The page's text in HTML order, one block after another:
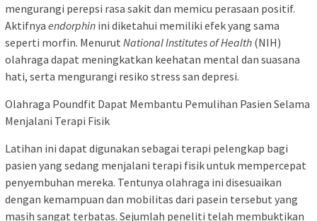
mengurangi perepsi rasa sakit dan memicu perasaan positif.
Aktifnya endorphin ini diketahui memiliki efek yang sama
seperti morfin. Menurut National Institutes of Health (NIH)
olahraga dapat meningkatkan keehatan mental dan suasana
hati, serta mengurangi resiko stress san depresi.
Olahraga Poundfit Dapat Membantu Pemulihan Pasien Selama
Menjalani Terapi Fisik
Latihan ini dapat digunakan sebagai terapi pelengkap bagi
pasien yang sedang menjalani terapi fisik untuk mempercepat
penyembuhan mereka. Tentunya olahraga ini disesuaikan
dengan kemampuan dan mobilitas dari pasein tersebut yang
masih sangat terbatas. Sejumlah peneliti telah membuktikan